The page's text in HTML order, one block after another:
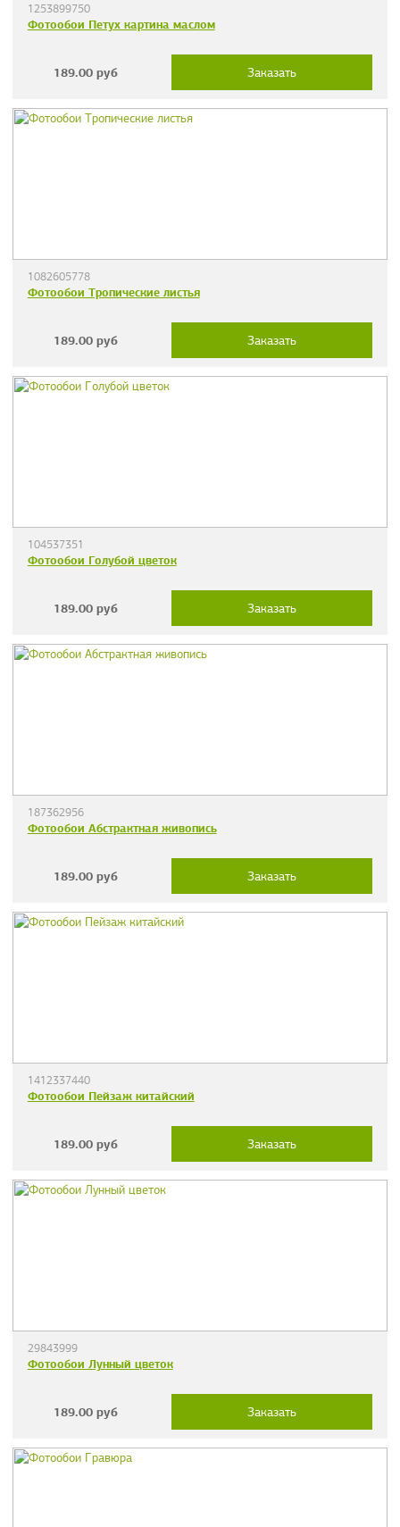
1253899750
Фотообои Петух картина маслом
189.00 руб Заказать
1082605778
Фотообои Тропические листья
189.00 руб Заказать
104537351
Фотообои Голубой цветок
189.00 руб Заказать
187362956
Фотообои Абстрактная живопись
189.00 руб Заказать
1412337440
Фотообои Пейзаж китайский
189.00 руб Заказать
29843999
Фотообои Лунный цветок
189.00 руб Заказать